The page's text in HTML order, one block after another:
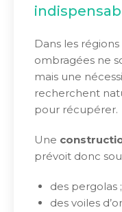
Dans les
ombragées ne
mais une
recherchent
pour récupérer.
Une
prévoit donc
des pergolas ;
des voiles